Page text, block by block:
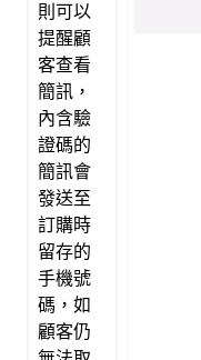
則可以
提醒顧
客查看
簡訊，
內含驗
證碼的
簡訊會
發送至
訂購時
留存的
手機號
碼，如
顧客仍